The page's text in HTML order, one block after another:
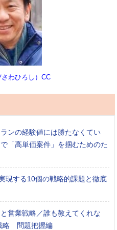
わひろし）CC
ンの経験値には勝たなくてい
「高単価案件」を掴むためのた
現する10個の戦略的課題と徹底
営業戦略／誰も教えてくれな
略 問題把握編